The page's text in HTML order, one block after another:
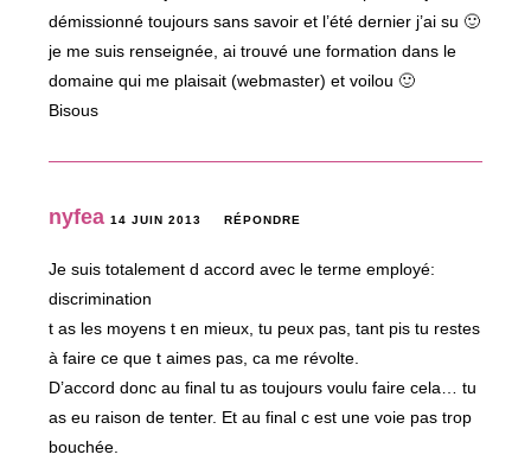
démissionné toujours sans savoir et l’été dernier j’ai su 🙂
je me suis renseignée, ai trouvé une formation dans le
domaine qui me plaisait (webmaster) et voilou 🙂
Bisous
nyfea 14 JUIN 2013 RÉPONDRE
Je suis totalement d accord avec le terme employé:
discrimination
t as les moyens t en mieux, tu peux pas, tant pis tu restes
à faire ce que t aimes pas, ca me révolte.
D’accord donc au final tu as toujours voulu faire cela… tu
as eu raison de tenter. Et au final c est une voie pas trop
bouchée.